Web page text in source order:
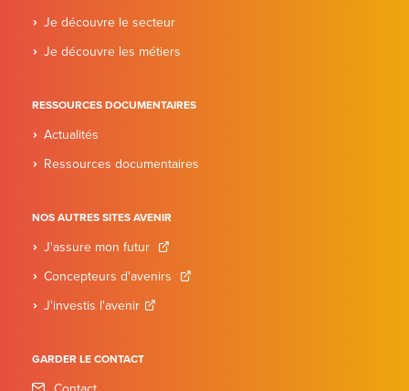
Je découvre le secteur
Je découvre les métiers
RESSOURCES DOCUMENTAIRES
Actualités
Ressources documentaires
NOS AUTRES SITES AVENIR
J'assure mon futur
Concepteurs d'avenirs
J'investis l'avenir
GARDER LE CONTACT